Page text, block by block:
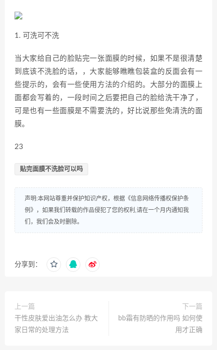
1. 可洗可不洗
当大家给自己的脸贴完一张面膜的时候，如果不是很清楚
到底该不洗脸的话，，大家能够瞧瞧包装盒的反面会有一
些提示的，会有一些使用方法的介绍的。大部分的面膜上
面都会写着的，一段时间之后要把自己的脸给洗干净了，
可是也有一些面膜是不需要洗的，好比说那些免清洗的面
膜。
23
贴完面膜不洗脸可以吗
声明:本网站尊重并保护知识产权，根据《信息网络传播权保护条
例》，如果我们转载的作品侵犯了您的权利,请在一个月内通知我
们，我们会及时删除。
分享到：
上一篇
干性皮肤爱出油怎么办 教大
家日常的处理方法
下一篇
bb霜有防晒的作用吗 如何使
用才正确